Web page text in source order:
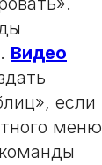
Видео
если
меню